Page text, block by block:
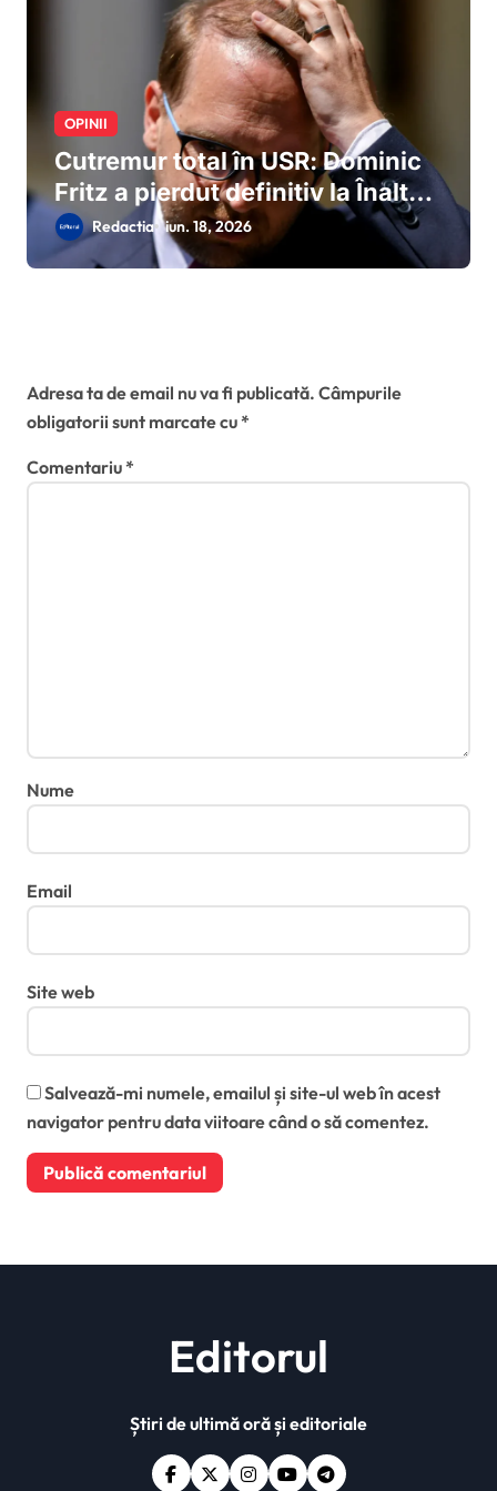
OPINII
Cutremur total în USR: Dominic
Fritz a pierdut definitiv la Înalta
Curte procesul cu ANI, este
declarat incompatibil și își
Redactia iun. 18, 2026
Adresa ta de email nu va fi publicată. Câmpurile
obligatorii sunt marcate cu*
Comentariu*
Nume
Email
Site web
Salvează-mi numele, emailul și site-ul web în acest
navigator pentru data viitoare când o să comentez.
Editorul
Știri de ultimă oră și editoriale